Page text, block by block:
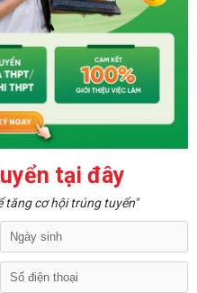
tại đây
tăng cơ hội trúng tuyển"